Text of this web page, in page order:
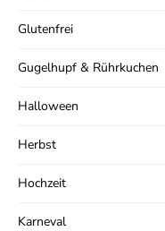
Glutenfrei
Gugelhupf & Rührkuchen
Halloween
Herbst
Hochzeit
Karneval